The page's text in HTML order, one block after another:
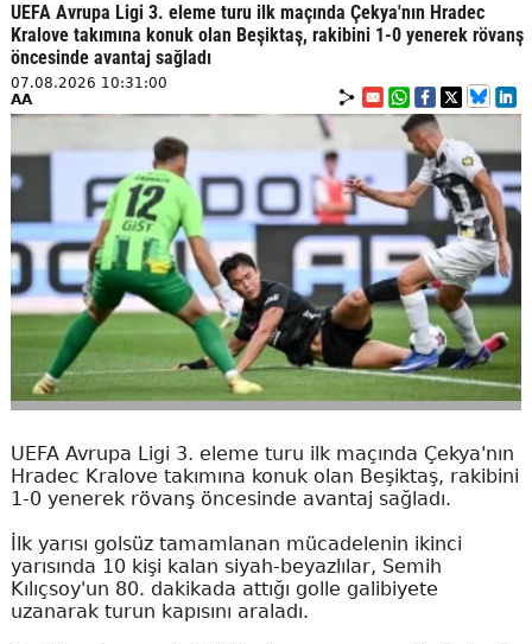
UEFA Avrupa Ligi 3. eleme turu ilk maçında Çekya'nın Hradec
Kralove takımına konuk olan Beşiktaş, rakibini 1-0 yenerek rövanş
öncesinde avantaj sağladı
07.08.2026 10:31:00
AA
UEFA Avrupa Ligi 3. eleme turu ilk maçında Çekya'nın
Hradec Kralove takımına konuk olan Beşiktaş, rakibini
1-0 yenerek rövanş öncesinde avantaj sağladı.
İlk yarısı golsüz tamamlanan mücadelenin ikinci
yarısında 10 kişi kalan siyah-beyazlılar, Semih
Kılıçsoy'un 80. dakikada attığı golle galibiyete
uzanarak turun kapısını araladı.